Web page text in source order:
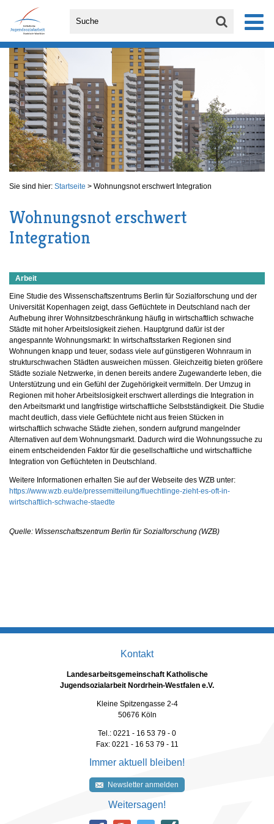
Sie sind hier: Startseite > Wohnungsnot erschwert Integration
Wohnungsnot erschwert
Integration
Arbeit
Eine Studie des Wissenschaftszentrums Berlin für Sozialforschung und der
Universität Kopenhagen zeigt, dass Geflüchtete in Deutschland nach der
Aufhebung ihrer Wohnsitzbeschränkung häufig in wirtschaftlich schwache
Städte mit hoher Arbeitslosigkeit ziehen. Hauptgrund dafür ist der
angespannte Wohnungsmarkt: In wirtschaftsstarken Regionen sind
Wohnungen knapp und teuer, sodass viele auf günstigeren Wohnraum in
strukturschwachen Städten ausweichen müssen. Gleichzeitig bieten größere
Städte soziale Netzwerke, in denen bereits andere Zugewanderte leben, die
Unterstützung und ein Gefühl der Zugehörigkeit vermitteln. Der Umzug in
Regionen mit hoher Arbeitslosigkeit erschwert allerdings die Integration in
den Arbeitsmarkt und langfristige wirtschaftliche Selbstständigkeit. Die Studie
macht deutlich, dass viele Geflüchtete nicht aus freien Stücken in
wirtschaftlich schwache Städte ziehen, sondern aufgrund mangelnder
Alternativen auf dem Wohnungsmarkt. Dadurch wird die Wohnungssuche zu
einem entscheidenden Faktor für die gesellschaftliche und wirtschaftliche
Integration von Geflüchteten in Deutschland.
Weitere Informationen erhalten Sie auf der Webseite des WZB unter:
https://www.wzb.eu/de/pressemitteilung/fluechtlinge-zieht-es-oft-in-
wirtschaftlich-schwache-staedte
Quelle: Wissenschaftszentrum Berlin für Sozialforschung (WZB)
Kontakt
Landesarbeitsgemeinschaft Katholische
Jugendsozialarbeit Nordrhein-Westfalen e.V.
Kleine Spitzengasse 2-4
50676 Köln
Tel.: 0221 - 16 53 79 - 0
Fax: 0221 - 16 53 79 - 11
Immer aktuell bleiben!
Newsletter anmelden
Weitersagen!